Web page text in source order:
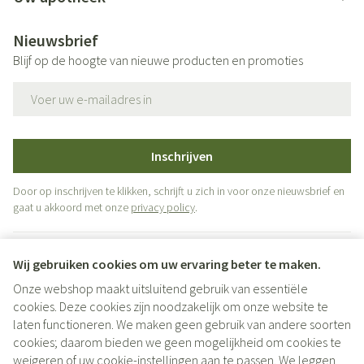
Wij gebruiken cookies om uw ervaring beter te maken.
Onze webshop maakt uitsluitend gebruik van essentiële
cookies. Deze cookies zijn noodzakelijk om onze website te
laten functioneren. We maken geen gebruik van andere soorten
cookies; daarom bieden we geen mogelijkheid om cookies te
weigeren of uw cookie-instellingen aan te passen. We leggen
Nieuwsbrief
Blijf op de hoogte van nieuwe producten en promoties
Inschrijven
Door op inschrijven te klikken, schrijft u zich in voor onze nieuwsbrief en
gaat u akkoord met onze privacy policy.